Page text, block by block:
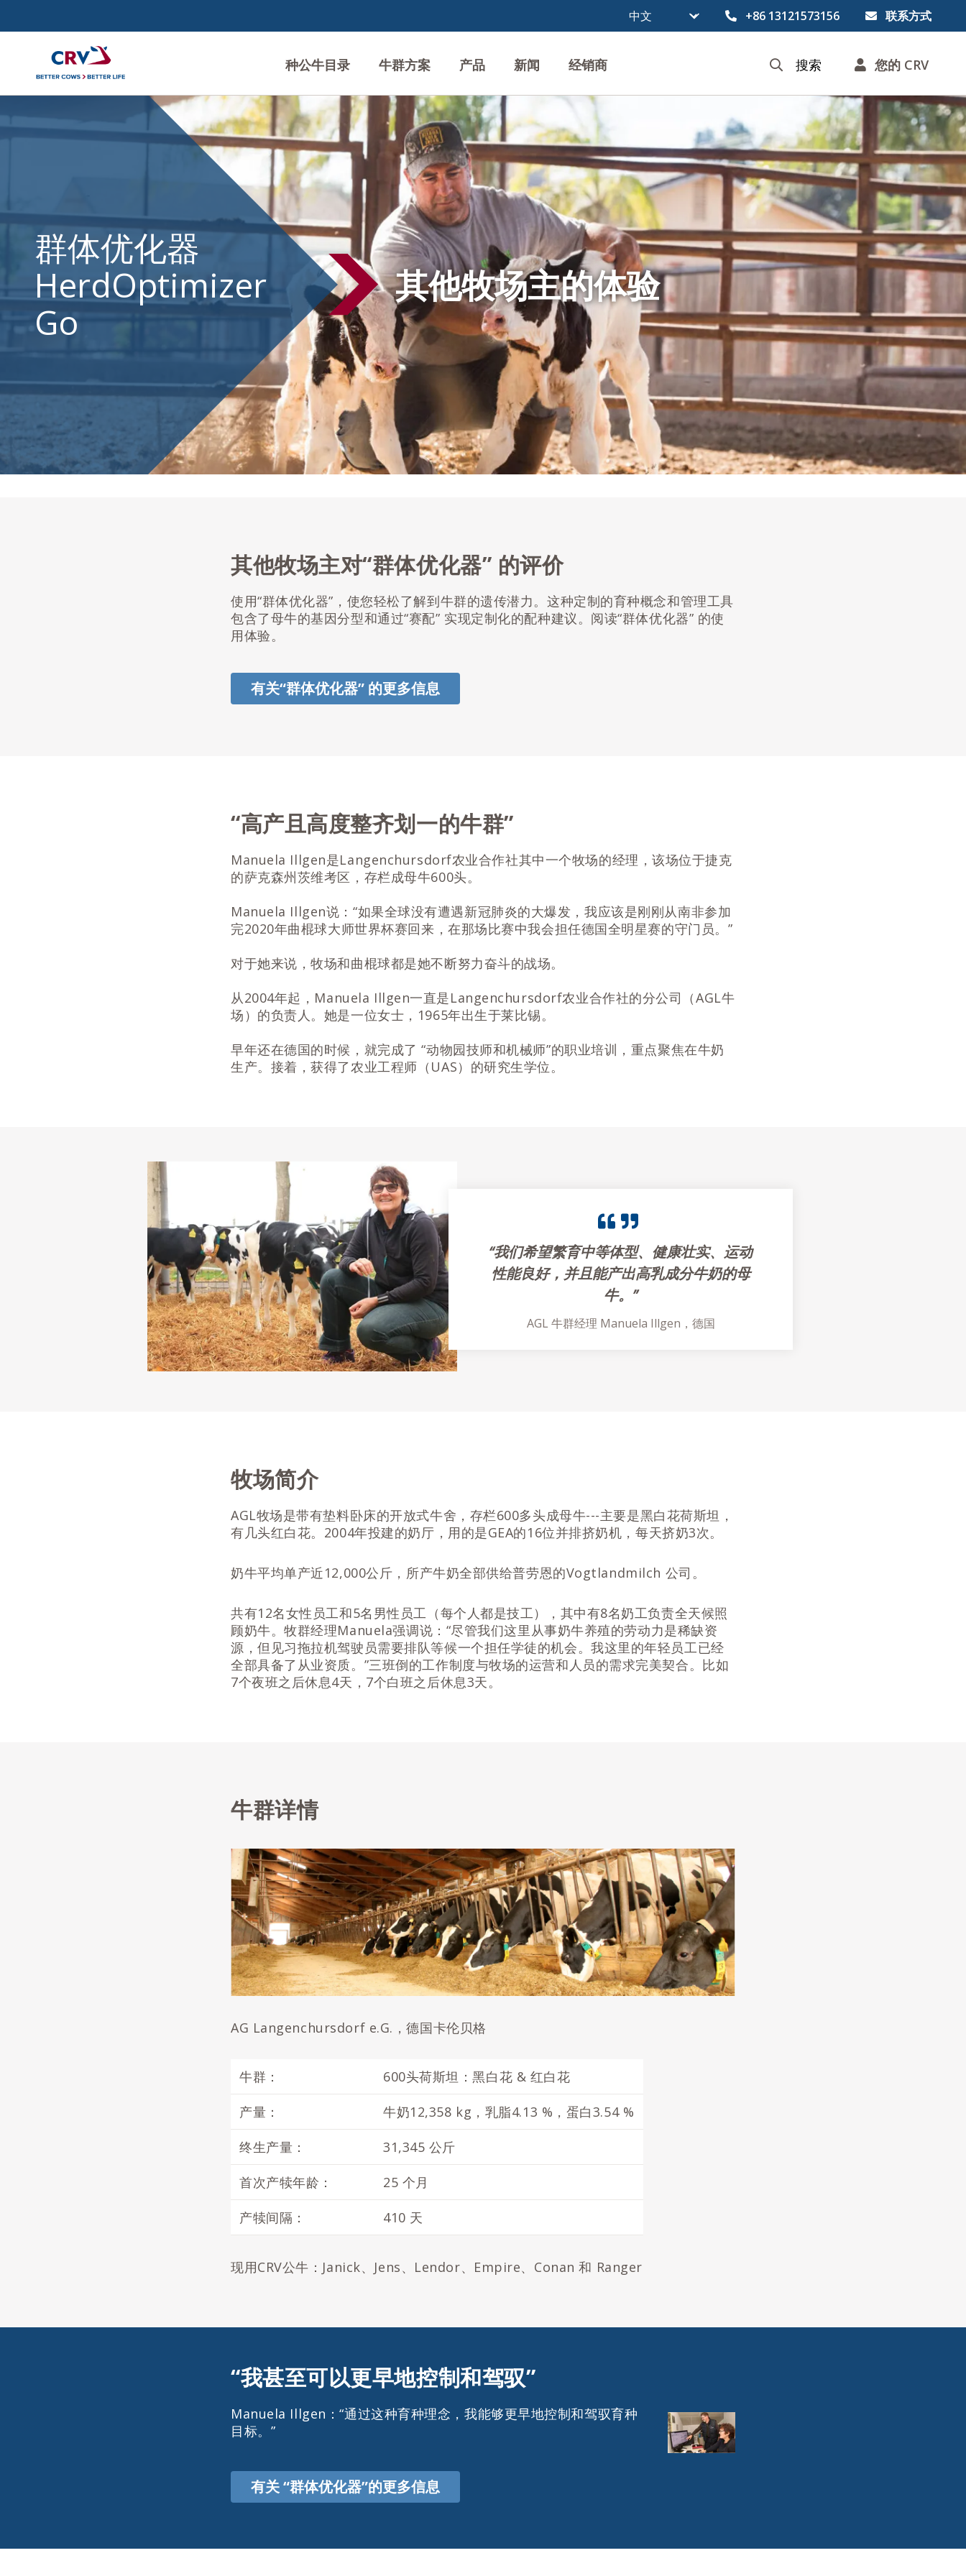
+86 13121573156 联系方式
种公牛目录 牛群方案 产品 新闻 经销商 搜索 您的 CRV
群
器
（Herdoptimizer
Go）
推
荐
群体优化器
HerdOptimizer
Go
其他牧场主的体验
其他牧场主对“群体优化器” 的评价
使用“群体优化器”，使您轻松了解到牛群的遗传潜力。这种定制的育种概念和管理工具
包含了母牛的基因分型和通过“赛配” 实现定制化的配种建议。阅读“群体优化器” 的使
用体验。
有关“群体优化器” 的更多信息
“高产且高度整齐划一的牛群”
Manuela Illgen是Langenchursdorf农业合作社其中一个牧场的经理，该场位于捷克
的萨克森州茨维考区，存栏成母牛600头。
Manuela Illgen说：“如果全球没有遭遇新冠肺炎的大爆发，我应该是刚刚从南非参加
完2020年曲棍球大师世界杯赛回来，在那场比赛中我会担任德国全明星赛的守门员。”
对于她来说，牧场和曲棍球都是她不断努力奋斗的战场。
从2004年起，Manuela Illgen一直是Langenchursdorf农业合作社的分公司（AGL牛
场）的负责人。她是一位女士，1965年出生于莱比锡。
早年还在德国的时候，就完成了 “动物园技师和机械师”的职业培训，重点聚焦在牛奶
生产。接着，获得了农业工程师（UAS）的研究生学位。
“我们希望繁育中等体型、健康壮实、运动
性能良好，并且能产出高乳成分牛奶的母
牛。”
AGL 牛群经理 Manuela Illgen，德国
牧场简介
AGL牧场是带有垫料卧床的开放式牛舍，存栏600多头成母牛---主要是黑白花荷斯坦，
有几头红白花。2004年投建的奶厅，用的是GEA的16位并排挤奶机，每天挤奶3次。
奶牛平均单产近12,000公斤，所产牛奶全部供给普劳恩的Vogtlandmilch 公司。
共有12名女性员工和5名男性员工（每个人都是技工），其中有8名奶工负责全天候照
顾奶牛。牧群经理Manuela强调说：“尽管我们这里从事奶牛养殖的劳动力是稀缺资
源，但见习拖拉机驾驶员需要排队等候一个担任学徒的机会。我这里的年轻员工已经
全部具备了从业资质。”三班倒的工作制度与牧场的运营和人员的需求完美契合。比如
7个夜班之后休息4天，7个白班之后休息3天。
牛群详情
AG Langenchursdorf e.G.，德国卡伦贝格
牛群： 600头荷斯坦：黑白花 & 红白花
产量： 牛奶12,358 kg，乳脂4.13 %，蛋白3.54 %
终生产量： 31,345 公斤
首次产犊年龄： 25 个月
产犊间隔： 410 天
现用CRV公牛：Janick、Jens、Lendor、Empire、Conan 和 Ranger
“我甚至可以更早地控制和驾驭”
Manuela Illgen：“通过这种育种理念，我能够更早地控制和驾驭育种
目标。”
有关 “群体优化器”的更多信息